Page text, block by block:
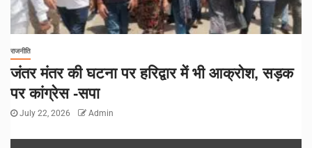
राजनीति
जंतर मंतर की घटना पर हरिद्वार में भी आक्रोश, सड़क
पर कांग्रेस -सपा
July 22, 2026 Admin